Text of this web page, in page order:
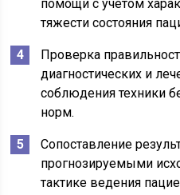
помощи с учётом
тяжести состояния
Проверка
диагностических и
соблюдения техники
норм.
Сопоставление
прогнозируемыми
тактике ведения